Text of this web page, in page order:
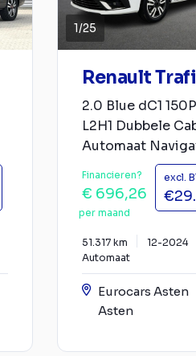
1/25
Renault
2.0 Blue dC1
L2H1 Dubbele
Automaat
Financieren?
€ 696,26
per maand
excl.
51.317 km
12-2024
Automaat
Eurocars Asten
Asten